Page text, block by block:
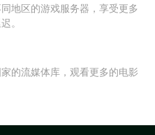
地区的游戏服务器，享受更多
。
的流媒体库，观看更多的电影